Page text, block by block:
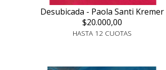
Desubicada - Paola Santi Kremer
$20.000,00
HASTA 12 CUOTAS